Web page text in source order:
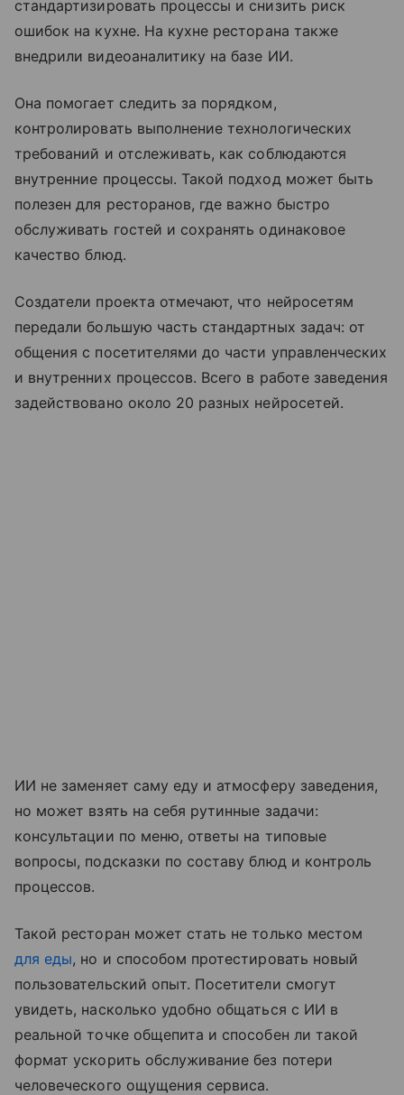
стандартизировать процессы и снизить риск
ошибок на кухне. На кухне ресторана также
внедрили видеоаналитику на базе ИИ.
Она помогает следить за порядком,
контролировать выполнение технологических
требований и отслеживать, как соблюдаются
внутренние процессы. Такой подход может быть
полезен для ресторанов, где важно быстро
обслуживать гостей и сохранять одинаковое
качество блюд.
Создатели проекта отмечают, что нейросетям
передали большую часть стандартных задач: от
общения с посетителями до части управленческих
и внутренних процессов. Всего в работе заведения
задействовано около 20 разных нейросетей.
ИИ не заменяет саму еду и атмосферу заведения,
но может взять на себя рутинные задачи:
консультации по меню, ответы на типовые
вопросы, подсказки по составу блюд и контроль
процессов.
Такой ресторан может стать не только местом
для еды, но и способом протестировать новый
пользовательский опыт. Посетители смогут
увидеть, насколько удобно общаться с ИИ в
реальной точке общепита и способен ли такой
формат ускорить обслуживание без потери
человеческого ощущения сервиса.